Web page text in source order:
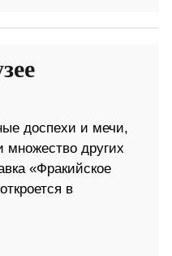
доспехи и мечи,
множество других
«Фракийское
в